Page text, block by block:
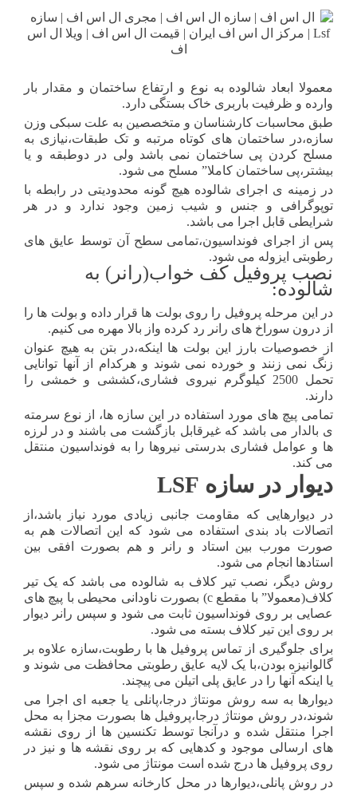
معمولا ابعاد شالوده به نوع و ارتفاع ساختمان و مقدار بار
وارده و ظرفیت باربری خاک بستگی دارد.
طبق محاسبات کارشناسان و متخصصین به علت سبکی وزن
سازه،در ساختمان های کوتاه مرتبه و تک طبقات،نیازی به
مسلح کردن پی ساختمان نمی باشد ولی در دوطبقه و یا
بیشتر،پی ساختمان کاملا” مسلح می شود.
در زمینه ی اجرای شالوده هیچ گونه محدودیتی در رابطه با
توپوگرافی و جنس و شیب زمین وجود ندارد و در هر
شرایطی قابل اجرا می باشد.
پس از اجرای فونداسیون،تمامی سطح آن توسط عایق های
رطوبتی ایزوله می شود.
نصب پروفیل کف خواب(رانر) به
شالوده:
در این مرحله پروفیل را روی بولت ها قرار داده و بولت ها را
از درون سوراخ های رانر رد کرده واز بالا مهره می کنیم.
از خصوصیات بارز این بولت ها اینکه،در بتن به هیچ عنوان
زنگ نمی زنند و خورده نمی شوند و هرکدام از آنها توانایی
تحمل 2500 کیلوگرم نیروی فشاری،کششی و خمشی را
دارند.
تمامی پیچ های مورد استفاده در این سازه ها، از نوع سرمته
ی بالدار می باشد که غیرقابل بازگشت می باشند و در لرزه
ها و عوامل فشاری بدرستی نیروها را به فونداسیون منتقل
می کند.
دیوار در سازه LSF
در دیوارهایی که مقاومت جانبی زیادی مورد نیاز باشد،از
اتصالات باد بندی استفاده می شود که این اتصالات هم به
صورت مورب بین استاد و رانر و هم بصورت افقی بین
استادها انجام می شود.
روش دیگر، نصب تیر کلاف به شالوده می باشد که یک تیر
کلاف(معمولا” با مقطع c) بصورت ناودانی محیطی با پیچ های
عصایی بر روی فونداسیون ثابت می شود و سپس رانر دیوار
بر روی این تیر کلاف بسته می شود.
برای جلوگیری از تماس پروفیل ها با رطوبت،سازه علاوه بر
گالوانیزه بودن،با یک لایه عایق رطوبتی محافظت می شوند و
یا اینکه آنها را در عایق پلی اتیلن می پیچند.
دیوارها به سه روش مونتاژ درجا،پانلی یا جعبه ای اجرا می
شوند،در روش مونتاژ درجا،پروفیل ها بصورت مجزا به محل
اجرا منتقل شده و درآنجا توسط تکنسین ها از روی نقشه
های ارسالی موجود و کدهایی که بر روی نقشه ها و نیز در
روی پروفیل ها درج شده است مونتاژ می شود.
در روش پانلی،دیوارها در محل کارخانه سرهم شده و سپس